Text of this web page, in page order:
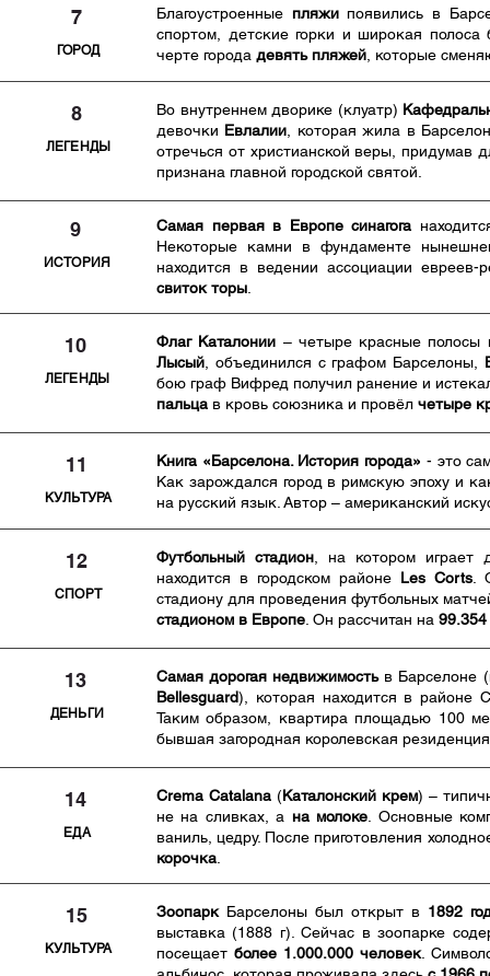
7
ГОРОД
Благоустроенные пляжипоявились в
спортом, детские горки и широкая
черте города девять пляжей , которые
8
ЛЕГЕНДЫ
Во внутреннем дворике (клуатр)
девочки Евлалии , которая жила в
отречься от христианской веры, придумав
признана главной городской святой.
9
ИСТОРИЯ
Самая первая в Европе синагога
Некоторые камни в фундаменте
находится в ведении ассоциации
свиток торы
10
ЛЕГЕНДЫ
Флаг Каталонии – четыре красные
Лысый , объединился с графом Барселоны,
бою граф Вифред получил ранение и
пальца в кровь союзника и провёл четыре
11
КУЛЬТУРА
Книга «Барселона. История города» - это
Как зарождался город в римскую эпоху и
на русский язык. Автор – американский
12
СПОРТ
Футбольный стадион , на котором
находится в городском районе Les Corts.
стадиону для проведения футбольных
стадионом в Европе . Он рассчитан на 99.354
13
ДЕНЬГИ
Самая дорогая недвижимостьв Барселоне
Bellesguard), которая находится в районе
Таким образом, квартира площадью 100
бывшая загородная королевская
14
ЕДА
Crema Catalana (Каталонский крем) –
не на сливках, а на молоке . Основные
ваниль, цедру. После приготовления
корочка
15
КУЛЬТУРА
ЗоопаркБарселоны был открыт в 1892
выставка (1888 г). Сейчас в зоопарке
посещает более 1.000.000 человек.